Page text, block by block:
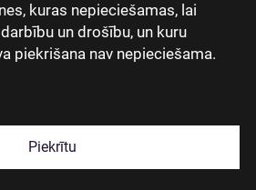
kuras nepieciešamas, lai
un drošību, un kuru
piekrišana nav nepieciešama.
Piekrītu